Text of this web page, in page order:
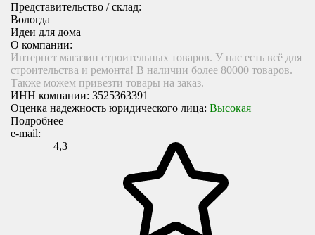
Представительство / склад:
Вологда
Идеи для дома
О компании:
Интернет магазин строительных товаров. У нас есть всё для
строительства и ремонта! В наличии более 80000 товаров.
Также можем привезти товары на заказ.
ИНН компании: 3525363391
Оценка надежность юридического лица: Высокая
Подробнее
e-mail:
4,3